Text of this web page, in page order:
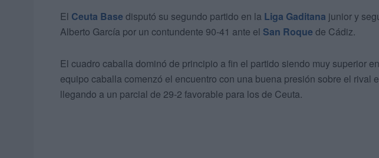
El Ceuta Base disputó su segundo partido en la Liga Gaditana junior y
Alberto García por un contundente 90-41 ante el San Roque de Cádiz.
El cuadro caballa dominó de principio a fin el partido siendo muy superior
equipo caballa comenzó el encuentro con una buena presión sobre el rival
llegando a un parcial de 29-2 favorable para los de Ceuta.